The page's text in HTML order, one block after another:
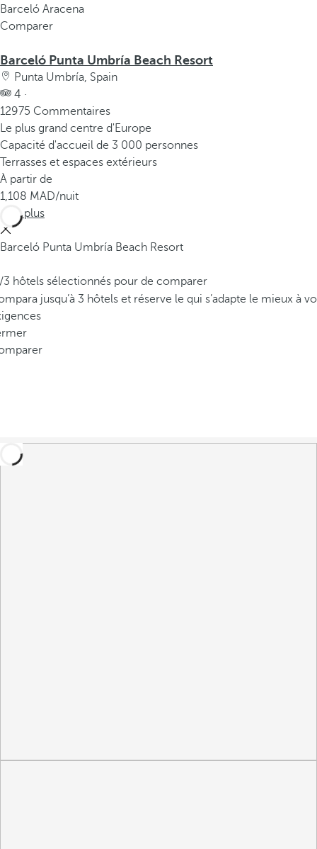
Barceló Aracena
Comparer
Barceló Punta Umbría Beach Resort
Punta Umbría, Spain
4 ·
12975 Commentaires
Le plus grand centre d'Europe
Capacité d'accueil de 3 000 personnes
Terrasses et espaces extérieurs
À partir de
1,108
/nuit
Voir plus
Barceló Punta Umbría Beach Resort
/3 hôtels sélectionnés pour de comparer
jusqu’à 3 hôtels et réserve le qui s’adapte le mieux à